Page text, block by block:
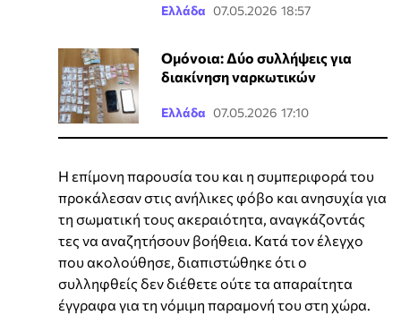
Ελλάδα 07.05.2026 18:57
Ομόνοια: Δύο συλλήψεις για
διακίνηση ναρκωτικών
Ελλάδα 07.05.2026 17:10
Η επίμονη παρουσία του και η συμπεριφορά του
προκάλεσαν στις ανήλικες φόβο και ανησυχία για
τη σωματική τους ακεραιότητα, αναγκάζοντάς
τες να αναζητήσουν βοήθεια. Κατά τον έλεγχο
που ακολούθησε, διαπιστώθηκε ότι ο
συλληφθείς δεν διέθετε ούτε τα απαραίτητα
έγγραφα για τη νόμιμη παραμονή του στη χώρα.